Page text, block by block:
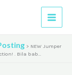
> NEW Jumper
. Bila bab…